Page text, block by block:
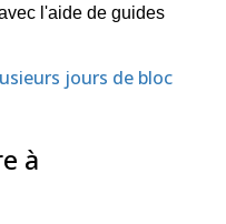
l'aide de guides
jours de bloc
à